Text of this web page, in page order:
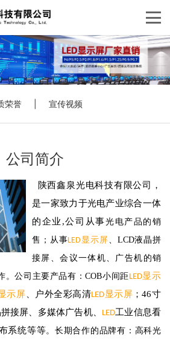
荣誉 宣传视频
公司简介
陕西鑫泉光电科技有限公司，
是一家致力于光电产业综合一体
的企业,公司从事光电产品的销
售；从事LED显示屏 、LCD液晶拼
接屏、会议一体机、广告机的销
。公司主要产品有：COB小间距LED显示
示屏 户外全彩高清LED 显示屏 ；46寸
接屏、多媒体广告机、 LED工业信息看
系统等等。长期合作的品牌有：高科光